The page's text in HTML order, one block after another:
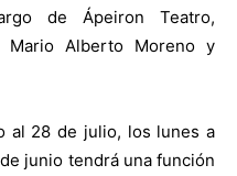
de Ápeiron Teatro,
Mario Alberto Moreno y
al 28 de julio, los lunes a
junio tendrá una función